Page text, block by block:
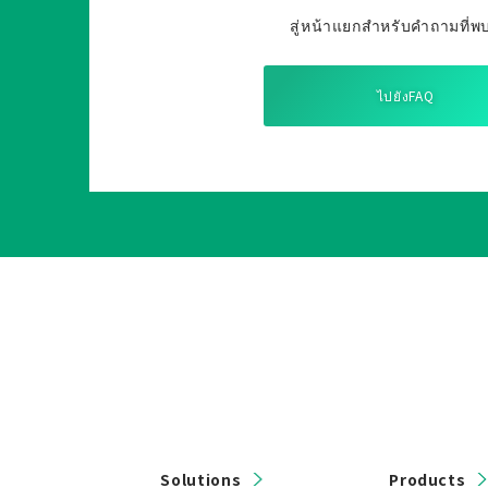
สู่หน้าแยกสำหรับคำถามที่พ
ไปยังFAQ
Solutions Products